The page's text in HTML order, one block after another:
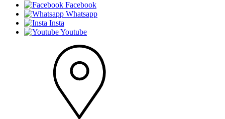
Facebook
Whatsapp
Insta
Youtube